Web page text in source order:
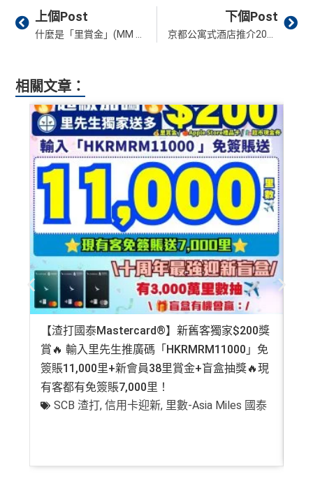
Prev
上個Post 下個Post
相關文章：
【渣打國泰Mastercard®】新舊客獨家$200獎
賞🔥 輸入里先生推廣碼「HKRMRM11000」免
簽賬11,000里+新會員38里賞金+盲盒抽獎🔥現
有客都有免簽賬7,000里！
SCB 渣打,信用卡迎新, 里數-Asia Miles 國泰